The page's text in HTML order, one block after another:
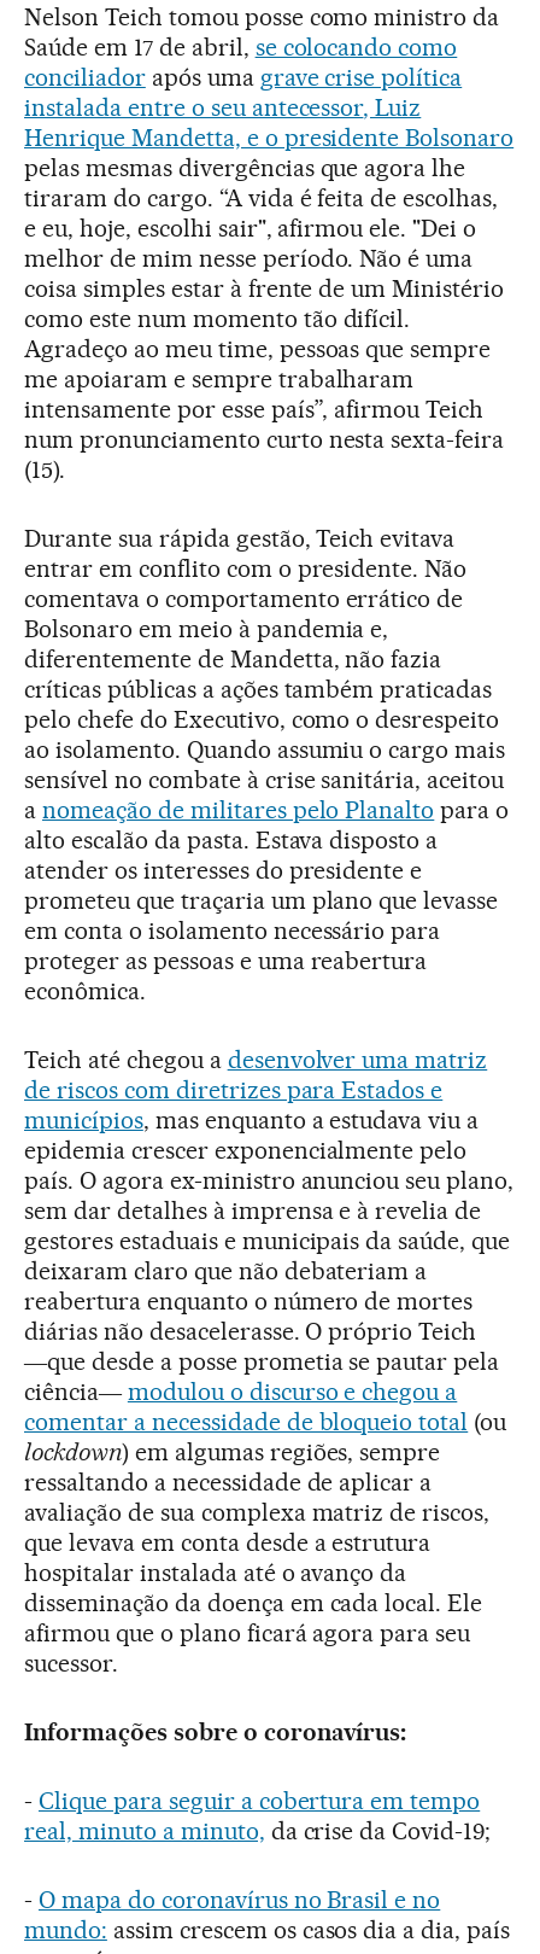
Nelson Teich tomou posse como ministro da
Saúde em 17 de abril, se colocando como
conciliadorapós uma grave crise política
instalada entre o seu antecessor, Luiz
Henrique Mandetta, e o presidente Bolsonaro
pelas mesmas divergências que agora lhe
tiraram do cargo. “A vida é feita de escolhas,
e eu, hoje, escolhi sair", afirmou ele. "Dei o
melhor de mim nesse período. Não é uma
coisa simples estar à frente de um Ministério
como este num momento tão difícil.
Agradeço ao meu time, pessoas que sempre
me apoiaram e sempre trabalharam
intensamente por esse país”, afirmou Teich
num pronunciamento curto nesta sexta-feira
(15).
Durante sua rápida gestão, Teich evitava
entrar em conflito com o presidente. Não
comentava o comportamento errático de
Bolsonaro em meio à pandemia e,
diferentemente de Mandetta, não fazia
críticas públicas a ações também praticadas
pelo chefe do Executivo, como o desrespeito
ao isolamento. Quando assumiu o cargo mais
sensível no combate à crise sanitária, aceitou
a nomeação de militares pelo Planalto para o
alto escalão da pasta. Estava disposto a
atender os interesses do presidente e
prometeu que traçaria um plano que levasse
em conta o isolamento necessário para
proteger as pessoas e uma reabertura
econômica.
Teich até chegou a desenvolver uma matriz
de riscos com diretrizes para Estados e
municípios, mas enquanto a estudava viu a
epidemia crescer exponencialmente pelo
país. O agora ex-ministro anunciou seu plano,
sem dar detalhes à imprensa e à revelia de
gestores estaduais e municipais da saúde, que
deixaram claro que não debateriam a
reabertura enquanto o número de mortes
diárias não desacelerasse. O próprio Teich
―que desde a posse prometia se pautar pela
ciência―modulou o discurso e chegou a
comentar a necessidade de bloqueio total (ou
lockdown) em algumas regiões, sempre
ressaltando a necessidade de aplicar a
avaliação de sua complexa matriz de riscos,
que levava em conta desde a estrutura
hospitalar instalada até o avanço da
disseminação da doença em cada local. Ele
afirmou que o plano ficará agora para seu
sucessor.
Informações sobre o coronavírus:
- Clique para seguir a cobertura em tempo
real, minuto a minuto, da crise da Covid-19;
- O mapa do coronavírus no Brasil e no
mundo: assim crescem os casos dia a dia, país